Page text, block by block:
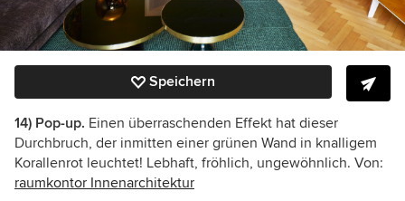
Speichern
14) Pop-up. Einen überraschenden Effekt hat dieser
Durchbruch, der inmitten einer grünen Wand in knalligem
Korallenrot leuchtet! Lebhaft, fröhlich, ungewöhnlich. Von:
raumkontor Innenarchitektur